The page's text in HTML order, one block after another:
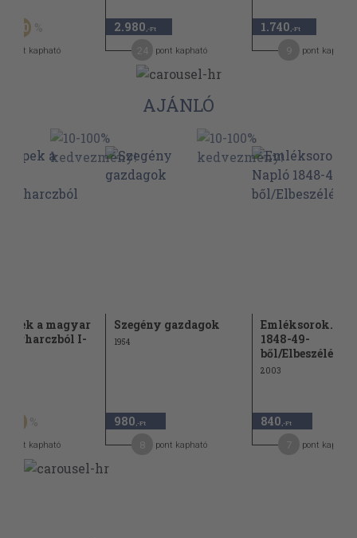
50
pont kapható
2.980 ,-Ft
pont kapható
1.740 ,-Ft
pont kapható
AJÁNLÓ
a magyar
I-
pont kapható
Szegény gazdagok
1954
980 ,-Ft
pont kapható
Emléksorok.
1848-49-
ből/Elbeszélések
2003
840 ,-Ft
pont kapható